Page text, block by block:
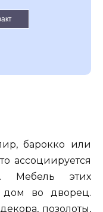
барокко или
ассоциируется
Мебель этих
дом во дворец.
позолоты,